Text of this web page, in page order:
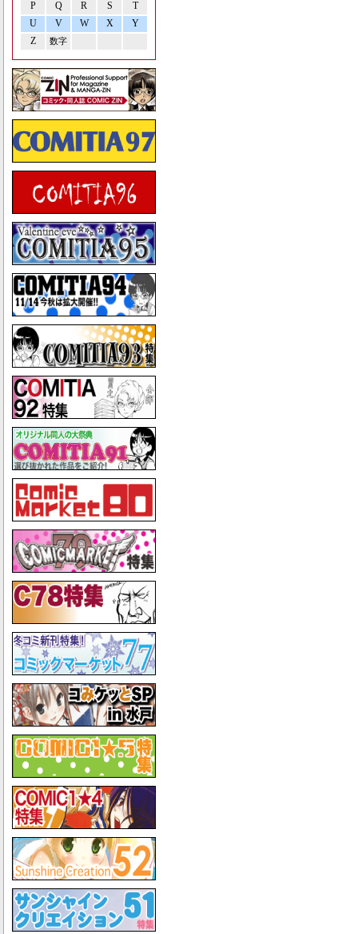
P Q R S
T
U
V W X
Y
Z
数字